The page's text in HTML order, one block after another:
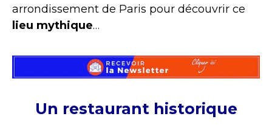
arrondissement de Paris pour découvrir ce
lieu mythique…
Un restaurant historique